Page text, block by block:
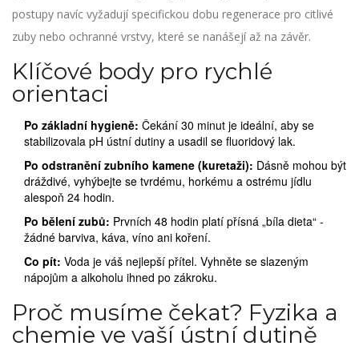
postupy navíc vyžadují specifickou dobu regenerace pro citlivé
zuby nebo ochranné vrstvy, které se nanášejí až na závěr.
Klíčové body pro rychlé
orientaci
Po základní hygieně: Čekání 30 minut je ideální, aby se
stabilizovala pH ústní dutiny a usadil se fluoridový lak.
Po odstranění zubního kamene (kuretaži): Dásně mohou být
dráždivé, vyhýbejte se tvrdému, horkému a ostrému jídlu
alespoň 24 hodin.
Po bělení zubů: Prvních 48 hodin platí přísná „bíla dieta“ -
žádné barviva, káva, víno ani koření.
Co pít: Voda je váš nejlepší přítel. Vyhněte se slazeným
nápojům a alkoholu ihned po zákroku.
Proč musíme čekat? Fyzika a
chemie ve vaší ústní dutině